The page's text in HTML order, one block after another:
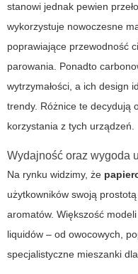
stanowi jednak pewien
wykorzystuje nowoczesne
poprawiające przewodność
parowania. Ponadto
wytrzymałości, a ich design
trendy. Różnice te decydują
korzystania z tych urządzeń.
Wydajność oraz wygoda
Na rynku widzimy, że
użytkowników swoją
aromatów. Większość
liquidów – od owocowych,
specjalistyczne mieszanki